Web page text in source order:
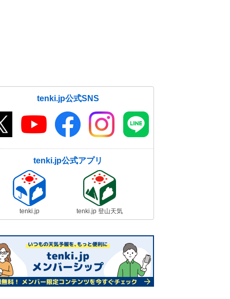
tenki.jp公式SNS
tenki.jp公式アプリ
tenki.jp tenki.jp 登山天気